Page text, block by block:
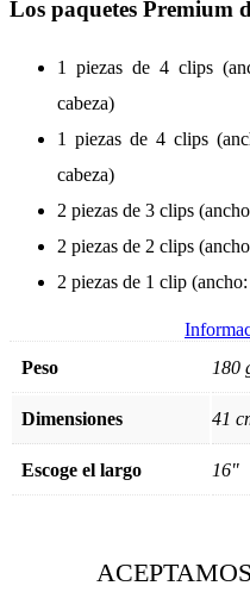
Los paquetes Premium
1 piezas de 4 clips
cabeza)
1 piezas de 4 clips
cabeza)
2 piezas de 3 clips
2 piezas de 2 clips
2 piezas de 1 clip
Peso
180
Dimensiones 41
Escoge el largo 16"